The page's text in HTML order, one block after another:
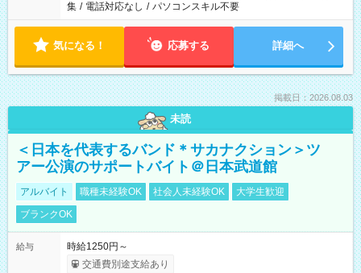
集 / 電話対応なし / パソコンスキル不要
気になる！ 応募する 詳細へ
掲載日：2026.08.03
未読
＜日本を代表するバンド＊サカナクション＞ツ
アー公演のサポートバイト＠日本武道館
アルバイト 職種未経験OK 社会人未経験OK
大学生歓迎
ブランクOK
給与
時給1250円～
交通費別途支給あり